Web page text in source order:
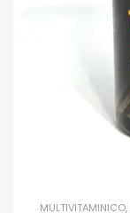
MULTIVITAMINICO,